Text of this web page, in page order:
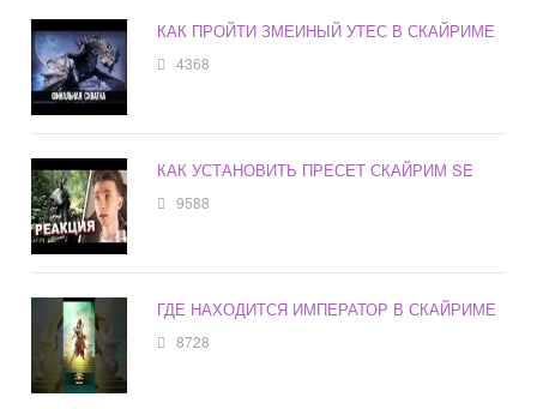
КАК ПРОЙТИ ЗМЕИНЫЙ УТЕС В СКАЙРИМЕ
4368
КАК УСТАНОВИТЬ ПРЕСЕТ СКАЙРИМ SE
9588
ГДЕ НАХОДИТСЯ ИМПЕРАТОР В СКАЙРИМЕ
8728